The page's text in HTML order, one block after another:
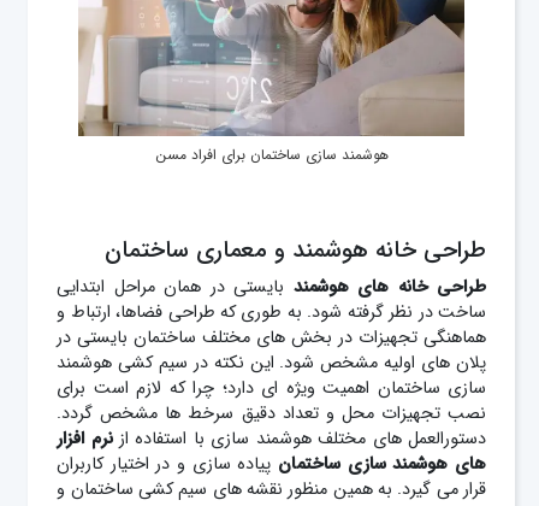
هوشمند سازی ساختمان برای افراد مسن
طراحی خانه هوشمند و معماری ساختمان
طراحی خانه های هوشمند بایستی در همان مراحل ابتدایی
ساخت در نظر گرفته شود. به طوری که طراحی فضاها، ارتباط و
هماهنگی تجهیزات در بخش های مختلف ساختمان بایستی در
پلان های اولیه مشخص شود. این نکته در سیم کشی هوشمند
سازی ساختمان اهمیت ویژه ای دارد؛ چرا که لازم است برای
نصب تجهیزات محل و تعداد دقیق سرخط ها مشخص گردد.
دستورالعمل های مختلف هوشمند سازی با استفاده ازنرم افزار
های هوشمند سازی ساختمان پیاده سازی و در اختیار کاربران
قرار می گیرد. به همین منظور نقشه های سیم کشی ساختمان و